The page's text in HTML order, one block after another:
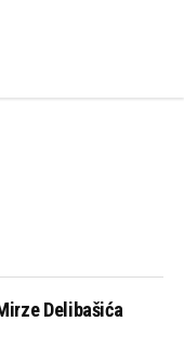
Delibašića